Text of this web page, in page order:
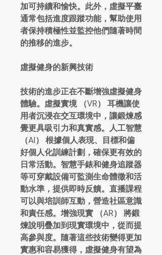
加可持續和愉快。此外，虛擬平臺
通常包括進度跟蹤功能，幫助使用
者保持積極性並監控他們隨著時間
的推移的進步。
虛擬健身的新興技術
技術的進步正在不斷增強虛擬健身
體驗。虛擬實境 （VR） 耳機讓使
用者沉浸在交互環境中，讓鍛煉感
覺更具吸引力和真實感。人工智慧
（AI） 根據個人表現、目標和偏
好個人化訓練計劃，確保更有效的
日常活動。智慧手錶和健身追蹤器
等可穿戴設備可監測生命體徵和活
動水準，提供即時反饋。直播課程
可以與培訓師互動，營造社區意識
和責任感。增強現實 （AR） 將鍛
煉說明疊加到現實環境中，從而提
高參與度。隨著這些技術變得更加
實惠和容易獲得，虛擬健身有望為